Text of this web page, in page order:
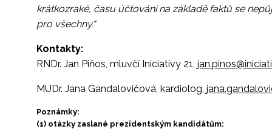
krátkozraké, času účtování na základě faktů se
pro všechny.“
Kontakty:
RNDr. Jan Piňos, mluvčí Iniciativy 21,
MUDr. Jana Gandalovičová, kardiolog,
Poznámky:
(1) otázky zaslané prezidentským kandidátům: